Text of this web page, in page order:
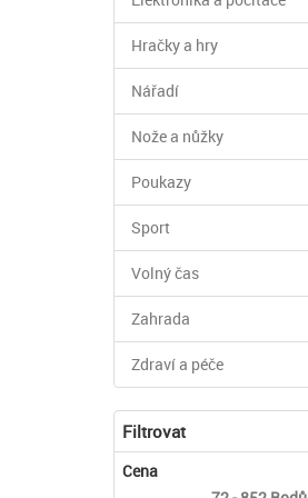
Hračky a hry
Nářadí
Nože a nůžky
Poukazy
Sport
Volný čas
Zahrada
Zdraví a péče
Filtrovat
Cena